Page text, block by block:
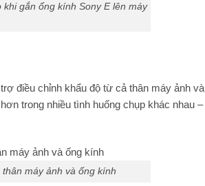
gắn ống kính Sony E lên máy
điều chỉnh khẩu độ từ cả thân máy ảnh và
trong nhiều tình huống chụp khác nhau –
máy ảnh và ống kính